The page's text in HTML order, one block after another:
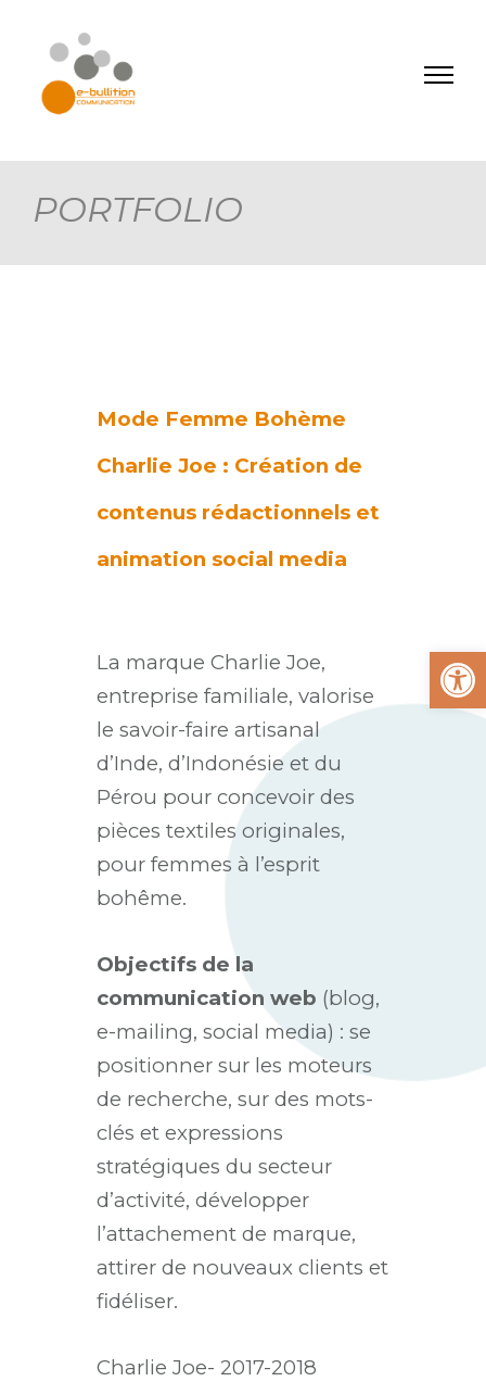
Ouvrir
PORTFOLIO
Mode Femme Bohème
Charlie Joe : Création de
contenus rédactionnels et
animation social media
La marque Charlie Joe,
entreprise familiale, valorise
le savoir-faire artisanal
d’Inde, d’Indonésie et du
Pérou pour concevoir des
pièces textiles originales,
pour femmes à l’esprit
bohême.
Objectifs de la
communication web (blog,
e-mailing, social media) : se
positionner sur les moteurs
de recherche, sur des mots-
clés et expressions
stratégiques du secteur
d’activité, développer
l’attachement de marque,
attirer de nouveaux clients et
fidéliser.
Charlie Joe- 2017-2018